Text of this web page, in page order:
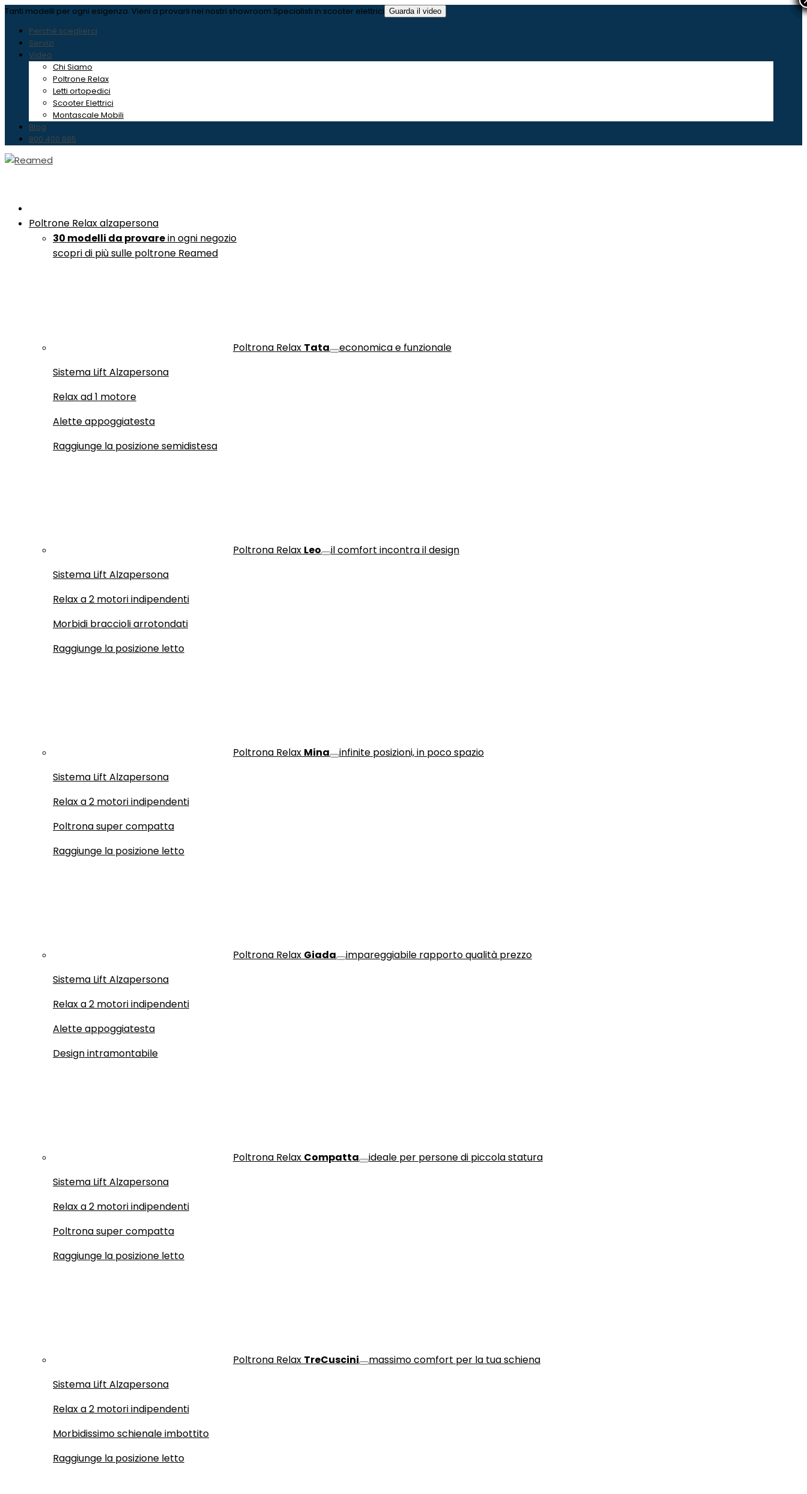
Tanti modelli per ogni esigenza. Vieni a provarli nei nostri showroom.Specialisti in scooter elettrici Guarda il video
Perché sceglierci
Servizi
Video
Chi Siamo
Poltrone Relax
Letti ortopedici
Scooter Elettrici
Montascale Mobili
Blog
800 400 885
Poltrone Relaxalzapersona
30 modelli da provarein ogni negozio
scopri di più sulle poltrone Reamed
Poltrona Relax Tata
economica e funzionale
Sistema Lift Alzapersona
Relax ad 1 motore
Alette appoggiatesta
Raggiunge la posizione semidistesa
Poltrona Relax Leo
il comfort incontra il design
Sistema Lift Alzapersona
Relax a 2 motori indipendenti
Morbidi braccioli arrotondati
Raggiunge la posizione letto
Poltrona Relax Mina
infinite posizioni, in poco spazio
Sistema Lift Alzapersona
Relax a 2 motori indipendenti
Poltrona super compatta
Raggiunge la posizione letto
Poltrona Relax Giada
impareggiabile rapporto qualità prezzo
Sistema Lift Alzapersona
Relax a 2 motori indipendenti
Alette appoggiatesta
Design intramontabile
Poltrona Relax Compatta
ideale per persone di piccola statura
Sistema Lift Alzapersona
Relax a 2 motori indipendenti
Poltrona super compatta
Raggiunge la posizione letto
Poltrona Relax TreCuscini
massimo comfort per la tua schiena
Sistema Lift Alzapersona
Relax a 2 motori indipendenti
Morbidissimo schienale imbottito
Raggiunge la posizione letto